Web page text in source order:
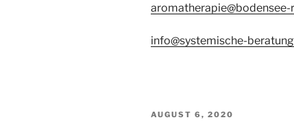
info@systemische-
VERÖFFENTLICHT
AUGUST 6, 2020